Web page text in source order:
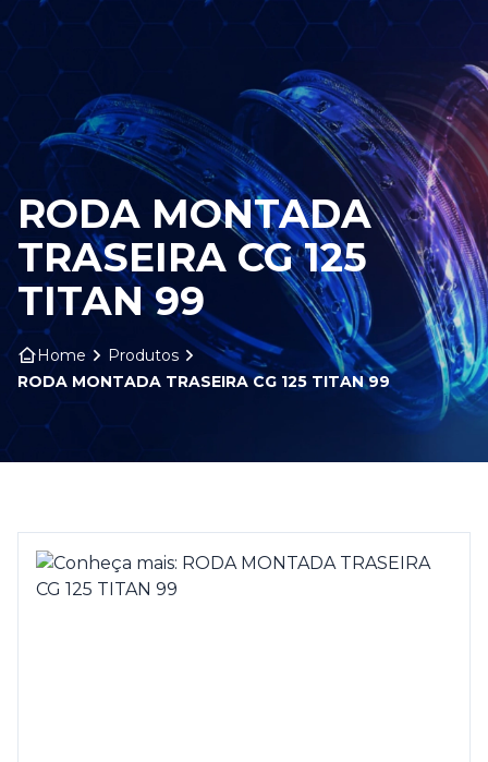
SOBRE NÓS
PRODUTOS
ARO ARTS
CONTATO
BLOG
RODA MONTADA
TRASEIRA CG 125
TITAN 99
Home
Produtos
RODA MONTADA TRASEIRA CG 125 TITAN 99